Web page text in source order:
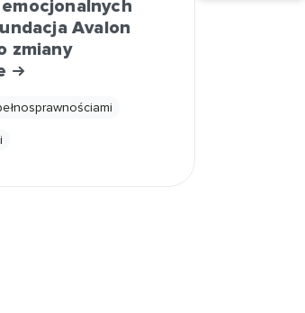
Avalon
zmiany